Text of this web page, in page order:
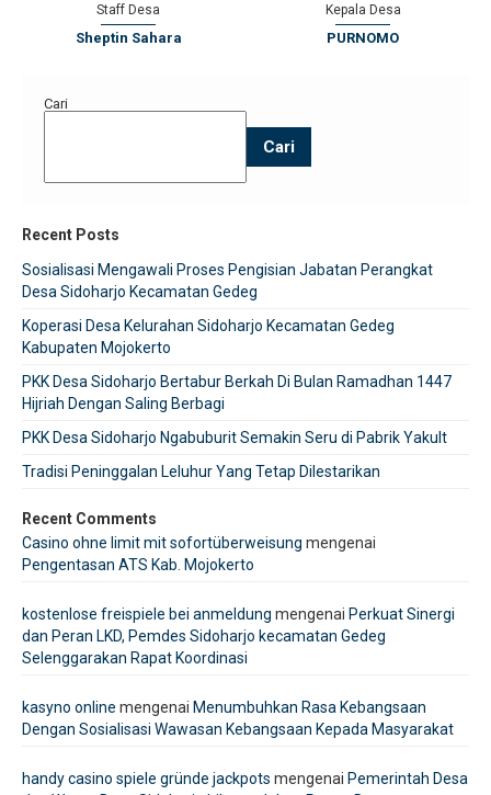
Staff Desa
Sheptin Sahara
Kepala Desa
PURNOMO
Cari
Cari
Recent Posts
Sosialisasi Mengawali Proses Pengisian Jabatan Perangkat
Desa Sidoharjo Kecamatan Gedeg
Koperasi Desa Kelurahan Sidoharjo Kecamatan Gedeg
Kabupaten Mojokerto
PKK Desa Sidoharjo Bertabur Berkah Di Bulan Ramadhan 1447
Hijriah Dengan Saling Berbagi
PKK Desa Sidoharjo Ngabuburit Semakin Seru di Pabrik Yakult
Tradisi Peninggalan Leluhur Yang Tetap Dilestarikan
Recent Comments
Casino ohne limit mit sofortüberweisung mengenai
Pengentasan ATS Kab. Mojokerto
kostenlose freispiele bei anmeldung mengenai Perkuat Sinergi
dan Peran LKD, Pemdes Sidoharjo kecamatan Gedeg
Selenggarakan Rapat Koordinasi
kasyno online mengenai Menumbuhkan Rasa Kebangsaan
Dengan Sosialisasi Wawasan Kebangsaan Kepada Masyarakat
handy casino spiele gründe jackpots mengenai Pemerintah Desa